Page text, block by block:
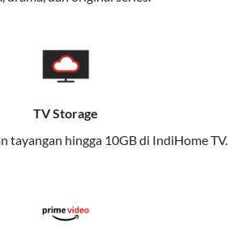
Anda menikmati internet cepat baik
One, Anda tidak terikat pada satu
tertentu, sehingga bisa menikmati
kenyamanan maksimal.
One
dan bekerja dari rumah.
TV Storage
tayangan hingga 10GB di IndiHome TV.